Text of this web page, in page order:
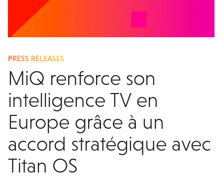
PRESS RELEASES
MiQ renforce son
intelligence TV en
Europe grâce à un
accord stratégique avec
Titan OS